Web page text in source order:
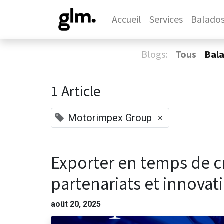
Accueil Services
Blogs: Tous
1 Article
Motorimpex Group ×
Exporter en temps de
partenariats et
août 20, 2025